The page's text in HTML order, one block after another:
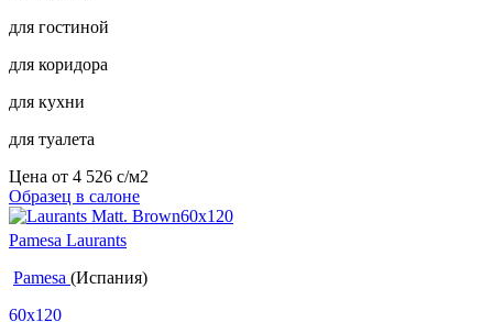
для гостиной
для коридора
для кухни
для туалета
Цена от 4 526 c/м2
Образец в салоне
Pamesa Laurants
Pamesa (Испания)
60x120